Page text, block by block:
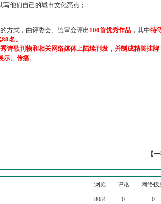
他们自己的城市文化亮点；
方式，由评委会、监审会评出 100首优秀作品 ，其中特
名。
诗歌刊物和相关网络媒体上陆续刊发，并制成精美挂
示、传播。
【
浏览 评论 网络投
8084 0 0